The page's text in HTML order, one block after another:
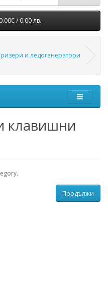
/ 0.00 лв.
и ледогенератори
клавишни
Продължи